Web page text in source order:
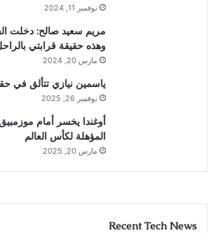
نوفمبر 11, 2024
وهذه حقيقة قرابتي
مارس 20, 2024
ياسمين نيازي تتألق في
نوفمبر 26, 2025
أوغندا يخسر أمام
المؤهلة لكأس العالم
مارس 20, 2025
Recent Tech News